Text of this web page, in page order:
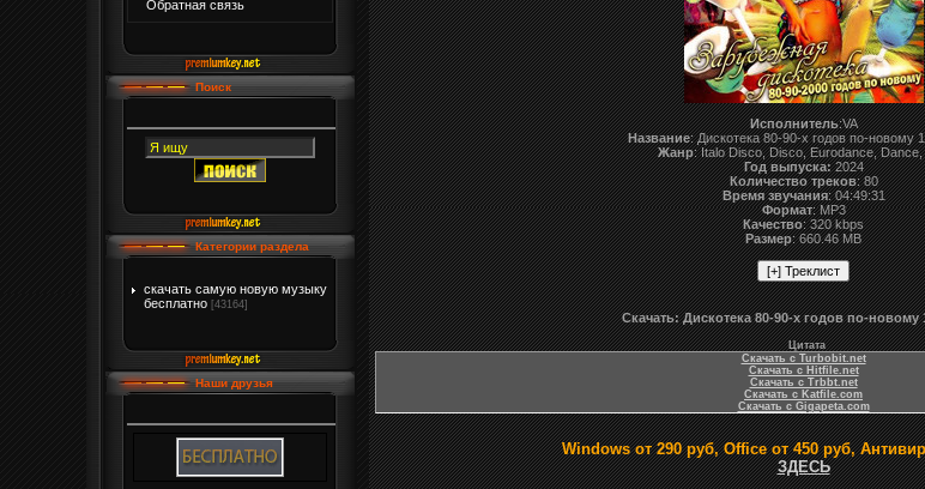
Обратная связь
Поиск
Категории раздела
скачать самую новую музыку
бесплатно [43164]
Наши друзья
Исполнитель:VA
Название: Дискотека 80-90-х годов по-новому
Жанр: Italo Disco, Disco, Eurodance, Dance,
Год выпуска:2024
Количество треков: 80
Время звучания: 04:49:31
Формат: MP3
Качество: 320 kbps
Размер: 660.46 MB
Скачать: Дискотека 80-90-х годов по-новому
Цитата
Скачать с Turbobit.net
Скачать с Hitfile.net
Скачать с Trbbt.net
Скачать с Katfile.com
Скачать с Gigapeta.com
Windows от 290 руб, Office от 450 руб,
ЗДЕСЬ